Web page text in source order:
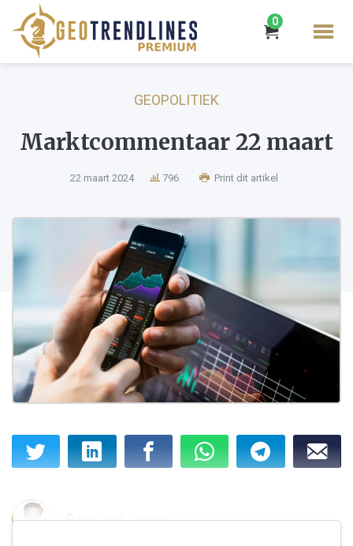
0
GEOPOLITIEK
Marktcommentaar 22 maart
22 maart 2024 796 Print dit artikel
DoorFrank Knopers